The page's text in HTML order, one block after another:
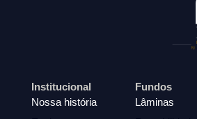
Institucional
Nossa história
Fundos
Lâminas